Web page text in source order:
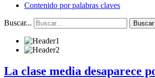
Contenido por palabras claves
Buscar... Buscar
La clase media desaparece